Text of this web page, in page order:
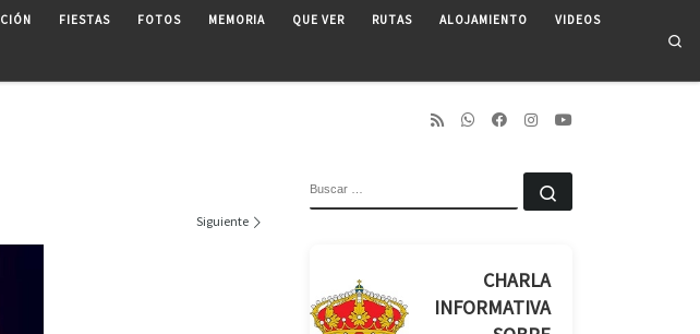
FIESTAS FOTOS MEMORIA QUE VER RUTAS ALOJAMIENTO VIDEOS
Siguiente
CHARLA
INFORMATIVA